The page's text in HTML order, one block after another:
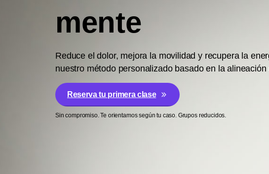
mente
Reduce el dolor, mejora la movilidad y recupera la
nuestro método personalizado basado en la alineación
Reserva tu primera clase
Sin compromiso. Te orientamos según tu caso. Grupos reducidos.